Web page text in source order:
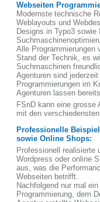
Webseiten
Modernste technische
Weblayouts und
Designs in Typo3
Alle Programmierungen
Stand der Technik, es
Suchmaschinen
Agenturen sind
Programmierungen im
Agenturen lassen
FSnD kann eine grosse
mit den
Professionelle
sowie Online Shops:
Professionell realisierte
Wordpress oder online
aus, was die
Webseiten betrifft.
Nachfolgend nur mal
Programmierung, dem